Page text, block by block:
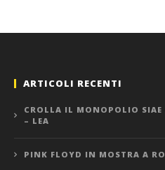
ARTICOLI RECENTI
CROLLA IL MONOPOLIO SIAE
– LEA
PINK FLOYD IN MOSTRA A